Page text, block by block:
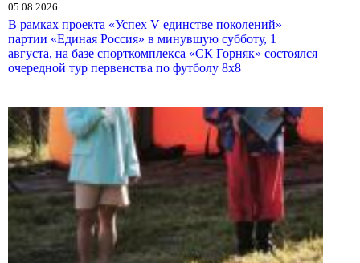
05.08.2026
В рамках проекта «Успех V единстве поколений»
партии «Единая Россия» в минувшую субботу, 1
августа, на базе спорткомплекса «СК Горняк» состоялся
очередной тур первенства по футболу 8х8